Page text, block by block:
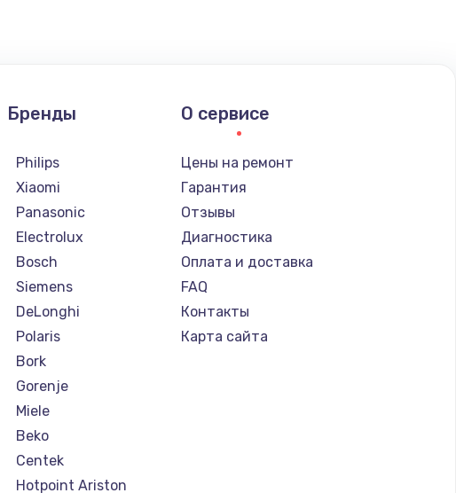
Бренды
Philips
Xiaomi
Panasonic
Electrolux
Bosch
Siemens
DeLonghi
Polaris
Bork
Gorenje
Miele
Beko
Centek
Hotpoint Ariston
О сервисе
Цены на ремонт
Гарантия
Отзывы
Диагностика
Оплата и доставка
FAQ
Контакты
Карта сайта